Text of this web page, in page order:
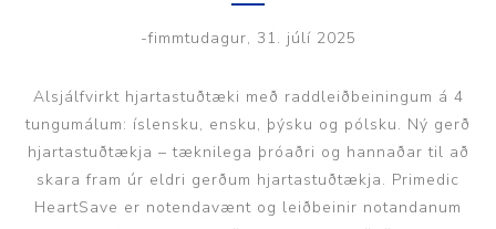
-fimmtudagur, 31. júlí 2025
Alsjálfvirkt hjartastuðtæki með raddleiðbeiningum á 4
tungumálum: íslensku, ensku, þýsku og pólsku. Ný gerð
hjartastuðtækja – tæknilega þróaðri og hannaðar til að
skara fram úr eldri gerðum hjartastuðtækja. Primedic
HeartSave er notendavænt og leiðbeinir notandanum